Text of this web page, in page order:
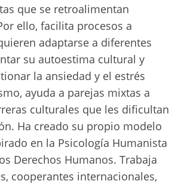
que se retroalimentan
ello, facilita procesos a
adaptarse a diferentes
su autoestima cultural y
la ansiedad y el estrés
ayuda a parejas mixtas a
culturales que les dificultan
Ha creado su propio modelo
en la Psicología Humanista
Derechos Humanos. Trabaja
cooperantes internacionales,